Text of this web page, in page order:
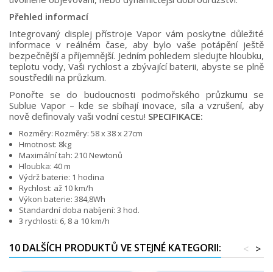
Přehled informací
Integrovaný displej přístroje Vapor vám poskytne důležité
informace v reálném čase, aby bylo vaše potápění ještě
bezpečnější a příjemnější. Jedním pohledem sledujte hloubku,
teplotu vody, Vaši rychlost a zbývající baterii, abyste se plně
soustředili na průzkum.
Ponořte se do budoucnosti podmořského průzkumu se
Sublue Vapor – kde se sbíhají inovace, síla a vzrušení, aby
nově definovaly vaši vodní cestu! SPECIFIKACE:
Rozměry: Rozměry: 58 x 38 x 27cm
Hmotnost: 8kg
Maximální tah: 210 Newtonů
Hloubka: 40 m
Výdrž baterie: 1 hodina
Rychlost: až 10 km/h
Výkon baterie: 384,8Wh
Standardní doba nabíjení: 3 hod.
3 rychlosti: 6, 8 a 10 km/h
10 DALŠÍCH PRODUKTŮ VE STEJNÉ KATEGORII: >
<